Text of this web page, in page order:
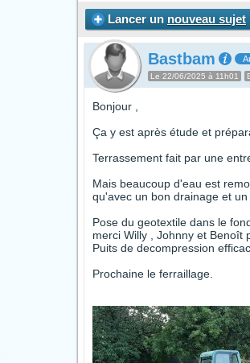
Lancer un nouveau sujet
Bastbam
Le 22/06/2025 à 11h01
Bonjour ,
Ça y est après étude et
Terrassement fait par une
Mais beaucoup d'eau est
qu'avec un bon drainage et
Pose du geotextile dans le
merci Willy , Johnny et Benoît
Puits de decompression
Prochaine le ferraillage.